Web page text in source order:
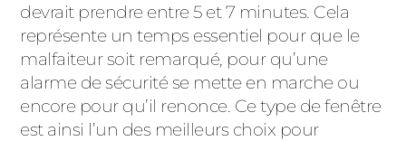
devrait prendre entre 5 et 7 minutes. Cela
représente un temps essentiel pour que le
malfaiteur soit remarqué, pour qu’une
alarme de sécurité se mette en marche ou
encore pour qu’il renonce. Ce type de fenêtre
est ainsi l’un des meilleurs choix pour